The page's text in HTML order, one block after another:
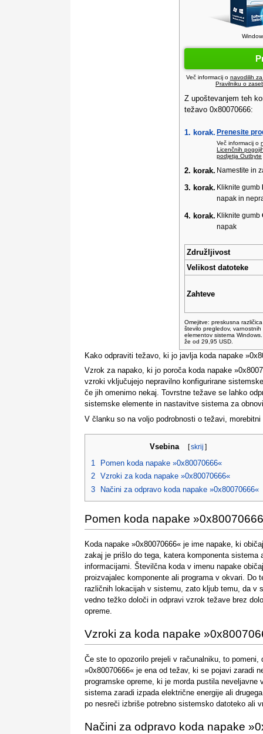
Kako odpraviti težavo, ki jo javlja koda napake
Vzrok za napako, ki jo poroča koda napake
vzroki vključujejo nepravilno konfigurirane
če jih omenimo nekaj. Tovrstne težave se lahko
sistemske elemente in nastavitve sistema za
V članku so na voljo podrobnosti o težavi,
Vsebina [ skrij ]
1
Pomen koda napake »0x80070666«
2 Vzroki za koda napake »0x80070666«
3
Načini za odpravo koda napake »0x80070666«
Pomen koda napake
Koda napake »0x80070666« je ime napake, ki
zakaj je prišlo do tega, katera komponenta
informacijami. Številčna koda v imenu napake
proizvajalec komponente ali programa v okvari. Do
različnih lokacijah v sistemu, zato kljub temu, da v
vedno težko določi in odpravi vzrok težave brez
opreme.
Vzroki za koda napake
Če ste to opozorilo prejeli v računalniku, to
»0x80070666« je ena od težav, ki se pojavi zaradi
programske opreme, ki je morda pustila
sistema zaradi izpada električne energije ali
po nesreči izbriše potrebno sistemsko datoteko ali
Načini za odpravo koda napake
Več informacij o navodilih
Pravilniku o
Z upoštevanjem teh
težavo 0x80070666:
1. korak. Prenesite
Več informacij o
Licenčnih
podjetja Outbyte
2. korak. Namestite in
3. korak. Kliknite gumb
napak in
4. korak. Kliknite gumb
napak
Združljivost
Velikost datoteke
Zahteve
Omejitve: preskusna
število pregledov,
elementov sistema
že od 29,95 USD.